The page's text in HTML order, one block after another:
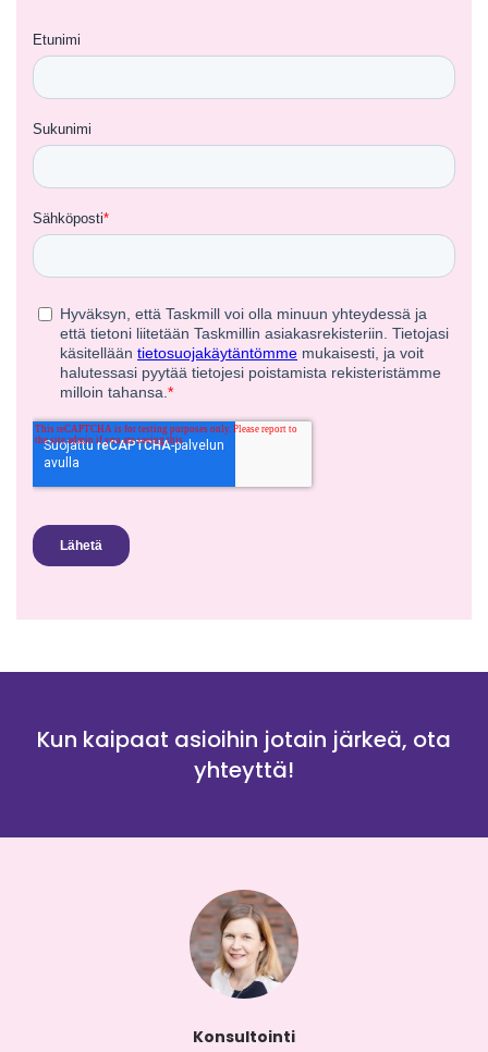
Kun kaipaat asioihin jotain järkeä, ota
yhteyttä!
Konsultointi